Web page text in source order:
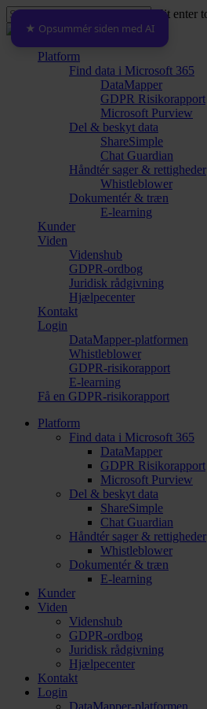
Skip
to
main
content
Hit enter
Close
Search
Platform
Find data i Microsoft 365
DataMapper
GDPR Risikorapport
Microsoft Purview
Del & beskyt data
ShareSimple
Chat Guardian
Håndtér sager & rettigheder
Whistleblower
Dokumentér & træn
E-learning
Kunder
Viden
Videnshub
GDPR-ordbog
Juridisk rådgivning
Hjælpecenter
Kontakt
Login
DataMapper-platformen
Whistleblower
GDPR-risikorapport
E-learning
Få en GDPR-risikorapport
Platform
Find data i Microsoft 365
DataMapper
GDPR Risikorapport
Microsoft Purview
Del & beskyt data
ShareSimple
Chat Guardian
Håndtér sager & rettigheder
Whistleblower
Dokumentér & træn
E-learning
Kunder
Viden
Videnshub
GDPR-ordbog
Juridisk rådgivning
Hjælpecenter
Kontakt
Login
DataMapper-platformen
★ Opsummér siden med AI